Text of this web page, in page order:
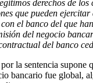
derechos de
que pueden ejercitar
el banco del que
del negocio
del banco
la sentencia supone
bancario fue global,